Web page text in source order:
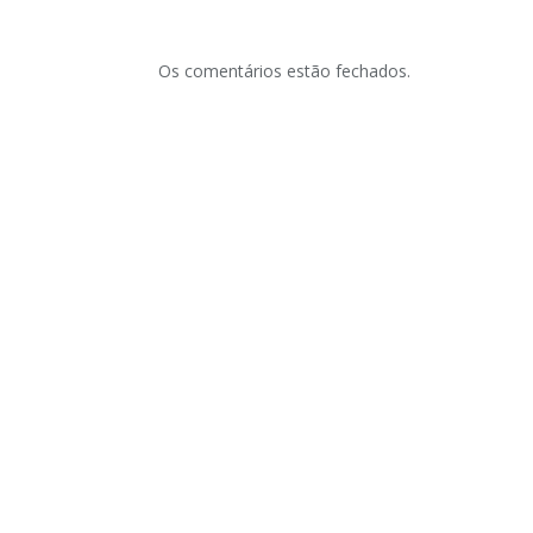
Os comentários estão fechados.